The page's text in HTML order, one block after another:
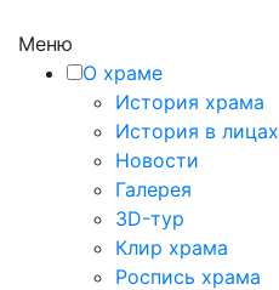
Меню
О храме
История храма
История в лицах
Новости
Галерея
3D-тур
Клир храма
Роспись храма